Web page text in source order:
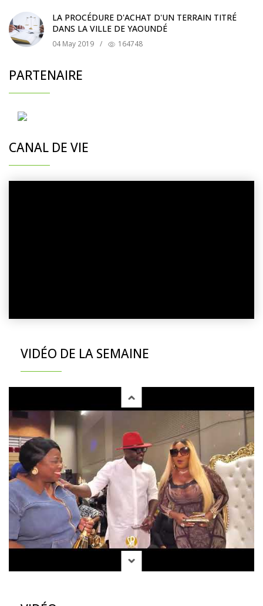
LA PROCÉDURE D'ACHAT D'UN TERRAIN TITRÉ
DANS LA VILLE DE YAOUNDÉ
04 May 2019 / 164748
PARTENAIRE
CANAL DE VIE
VIDÉO DE LA SEMAINE